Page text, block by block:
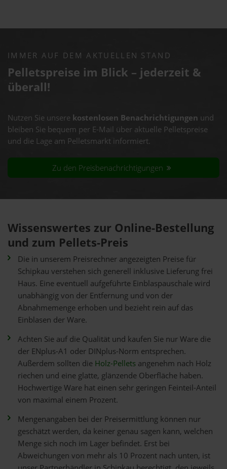
IMMER AUF DEM AKTUELLEN STAND
Pelletspreise im Blick – jederzeit &
überall!
Nutzen Sie unsere kostenlosen Benachrichtigungen und
bleiben Sie bequem per E-Mail über aktuelle Pelletspreise
und die Lage am Pelletsmarkt informiert.
Zu den Preisbenachrichtigungen
Wissenswertes zur Online-Bestellung
und zum Pellets-Preis
Die in unserem Preisrechner angezeigten Preise für
Schipkau verstehen sich generell inklusive Lieferung frei
Haus. Eine eventuell aufgeführte Einblaspauschale wird
unabhängig von der Entfernung und von der
Abnahmemenge erhoben und bezieht rein auf das
Einblasen der Ware.
Achten Sie auf die Qualität und kaufen Sie nur Ware die
der ENplus-A1 oder DINplus-Norm entsprechen.
Außerdem sollten die Holz-Pellets angenehm nach Holz
riechen und eine glatte, glänzende Oberfläche haben.
Hochwertige Ware hat einen sehr geringen Feinteil-Anteil
von maximal einem Prozent.
Mengenangaben bei der Preisermittlung können nur
geschätzt werden, da keiner genau sagen kann, welchen
Menge sich noch im Lager befindet. Erst bei
Abweichungen von mehr als 10 Prozent nach unten, ist